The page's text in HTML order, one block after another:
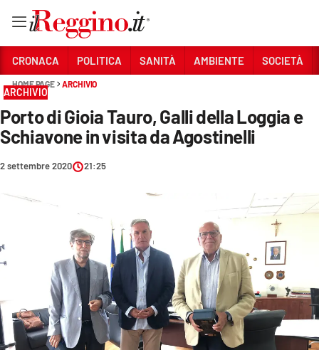
Sezioni
CRONACA
CULTURA
ECONOMIA E LAVORO
EVENTI
CRONACA POLITICA SANITÀ AMBIENTE SOCIETÀ
HOME PAGE ARCHIVIO
ARCHIVIO
Porto di Gioia Tauro, Galli della Loggia e
Schiavone in visita da Agostinelli
2 settembre 2020 21:25